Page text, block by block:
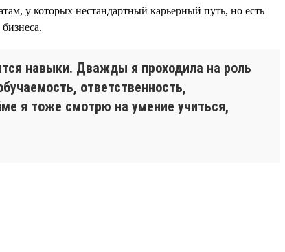
у которых нестандартный карьерный путь, но есть
навыки. Дважды я проходила на роль
ответственность,
я тоже смотрю на умение учиться,